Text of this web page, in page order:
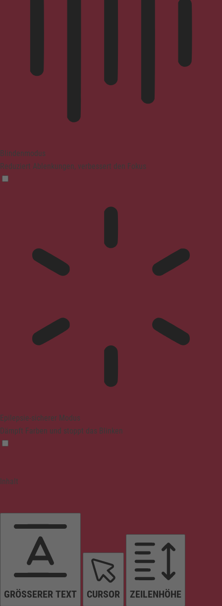
Blindenmodus
Reduziert Ablenkungen, verbessert den Fokus
Epilepsie-sicherer Modus
Dämpft Farben und stoppt das Blinken
Inhalt
GRÖSSERER TEXT CURSOR ZEILENHÖHE